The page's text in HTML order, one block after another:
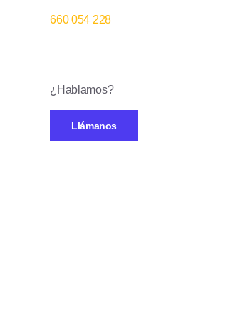
660 054 228
¿Hablamos?
Llámanos